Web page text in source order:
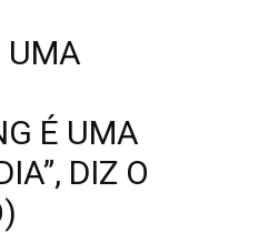
UMA
É UMA
DIZ O